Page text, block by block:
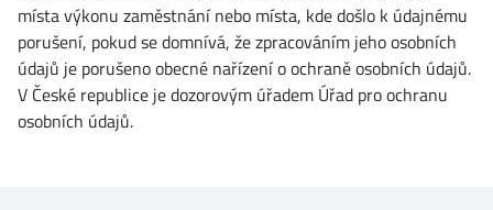
místa výkonu zaměstnání nebo místa, kde došlo k údajnému
porušení, pokud se domnívá, že zpracováním jeho osobních
údajů je porušeno obecné nařízení o ochraně osobních údajů.
V České republice je dozorovým úřadem Úřad pro ochranu
osobních údajů.